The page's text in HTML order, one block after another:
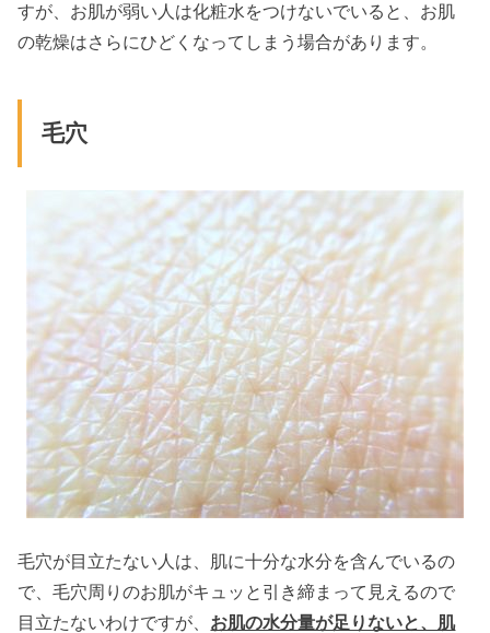
すが、お肌が弱い人は化粧水をつけないでいると、お肌
の乾燥はさらにひどくなってしまう場合があります。
毛穴
毛穴が目立たない人は、肌に十分な水分を含んでいるの
で、毛穴周りのお肌がキュッと引き締まって見えるので
目立たないわけですが、 お肌の水分量が足りないと、肌